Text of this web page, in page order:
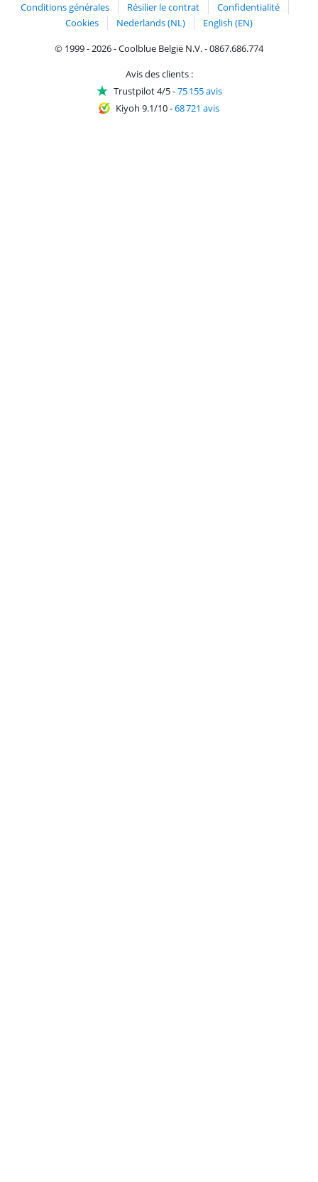
Conditions générales Résilier le contrat
Confidentialité
Cookies
Nederlands (NL)
English (EN)
© 1999 - 2026 - Coolblue België N.V. - 0867.686.774
Avis des clients :
Trustpilot 4/5-75 155 avis
Kiyoh 9.1/10-68 721 avis